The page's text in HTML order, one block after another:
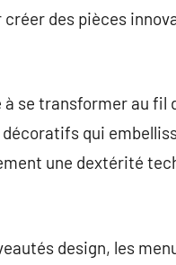
des pièces
se transformer au fil
qui
une dextérité
design, les